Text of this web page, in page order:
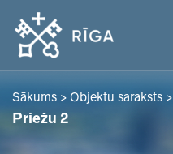
Sākums > Objektu saraksts >
Priežu 2